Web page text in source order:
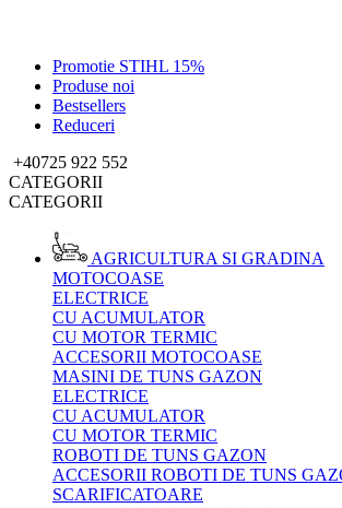
Promotie STIHL 15%
Produse noi
Bestsellers
Reduceri
+40725 922 552
CATEGORII
CATEGORII
AGRICULTURA SI GRADINA
MOTOCOASE
ELECTRICE
CU ACUMULATOR
CU MOTOR TERMIC
ACCESORII MOTOCOASE
MASINI DE TUNS GAZON
ELECTRICE
CU ACUMULATOR
CU MOTOR TERMIC
ROBOTI DE TUNS GAZON
ACCESORII ROBOTI DE TUNS
SCARIFICATOARE